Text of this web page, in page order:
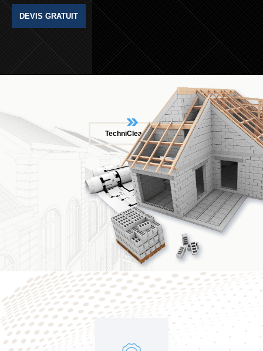
DEVIS GRATUIT
TechniCleanToit